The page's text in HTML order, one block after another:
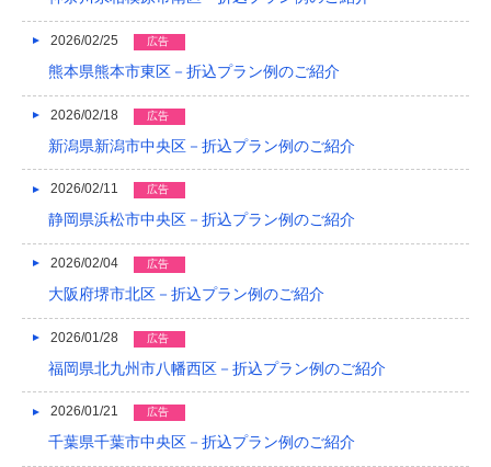
2021/03
2020/12
2020/08
2019/10
2019/09
2019/08
2019/07
2019/06
2019/05
2026/02/25 広告
熊本県熊本市東区－折込プラン例のご紹介
2026/02/18 広告
新潟県新潟市中央区－折込プラン例のご紹介
2026/02/11 広告
静岡県浜松市中央区－折込プラン例のご紹介
2026/02/04 広告
大阪府堺市北区－折込プラン例のご紹介
2026/01/28 広告
福岡県北九州市八幡西区－折込プラン例のご紹介
2026/01/21 広告
千葉県千葉市中央区－折込プラン例のご紹介